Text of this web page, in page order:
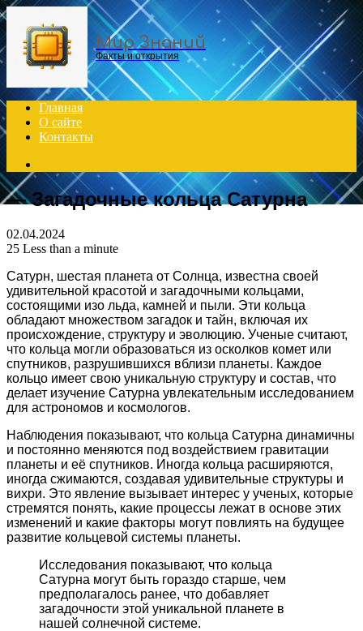
Menu
Мир Знаний
Факты и открытия
Главная
О сайте
Контакты
for
— Загадочные кольца Сатурна
02.04.2024
25 Less than a minute
Сатурн, шестая планета от Солнца, известна своей
удивительной красотой и загадочными кольцами,
состоящими изо льда, камней и пыли. Эти кольца
обладают множеством загадок и тайн, включая их
происхождение, структуру и эволюцию. Ученые считают,
что кольца могли образоваться из осколков комет или
спутников, разрушившихся вблизи планеты. Каждое
кольцо имеет свою уникальную структуру и состав, что
делает изучение Сатурна увлекательным исследованием
для астрономов и космологов.
Наблюдения показывают, что кольца Сатурна динамичны
и постоянно меняются под воздействием гравитации
планеты и её спутников. Иногда кольца расширяются,
иногда сжимаются, создавая удивительные структуры и
вихри. Это явление вызывает интерес у ученых, которые
стремятся понять, какие процессы лежат в основе этих
изменений и какие факторы могут повлиять на будущее
развитие кольцевой системы планеты.
Исследования показывают, что кольца
Сатурна могут быть гораздо старше, чем
предполагалось ранее, что добавляет
загадочности этой уникальной планете в
нашей солнечной системе.